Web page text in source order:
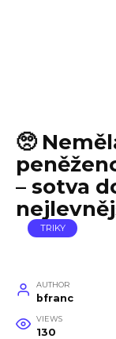
🥺
– sotva
TRIKY
AUTHOR
bfranc
VIEWS
130